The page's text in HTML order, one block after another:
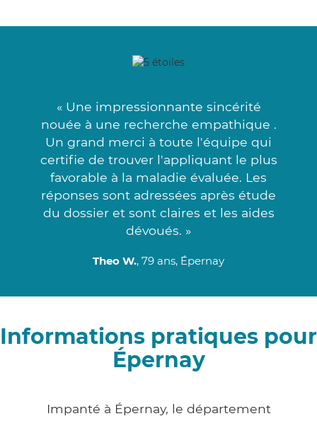
« Une impressionnante sincérité
nouée à une recherche empathique .
Un grand merci à toute l'équipe qui
certifie de trouver l'appliquant le plus
favorable à la maladie évaluée. Les
réponses sont adressées après étude
du dossier et sont claires et les aides
dévoués. »
Theo W., 79 ans, Épernay
Informations pratiques pour
Épernay
Impanté à Épernay, le département